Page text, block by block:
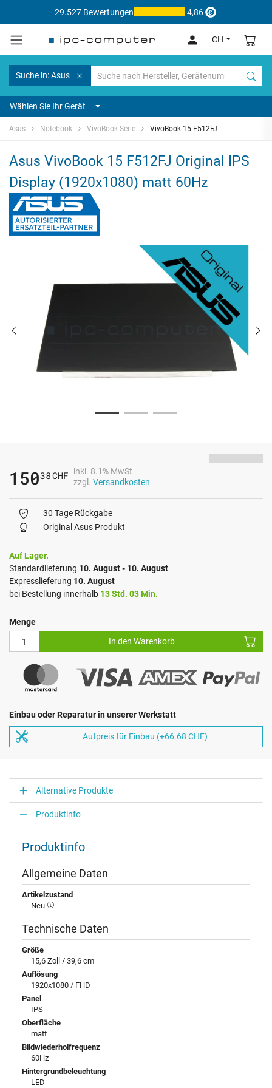
29.527 Bewertungen 4,86
CH
Suche in: Asus
Wählen Sie Ihr Gerät
Asus Notebook VivoBook Serie VivoBook 15 F512FJ
Asus VivoBook 15 F512FJ Original IPS
Display (1920x1080) matt 60Hz
15038CHF
inkl. 8.1% MwSt
zzgl. Versandkosten
30 Tage Rückgabe
Original Asus Produkt
Auf Lager.
Standardlieferung 10. August - 10. August
Expresslieferung 10. August
bei Bestellung innerhalb 13 Std. 03 Min.
Menge
In den Warenkorb
Einbau oder Reparatur in unserer Werkstatt
Aufpreis für Einbau (+66.68 CHF)
Alternative Produkte
Produktinfo
Produktinfo
Allgemeine Daten
Artikelzustand
Neu
Technische Daten
Größe
15,6 Zoll / 39,6 cm
Auflösung
1920x1080 / FHD
Panel
IPS
Oberfläche
matt
Bildwiederholfrequenz
60Hz
Hintergrundbeleuchtung
LED